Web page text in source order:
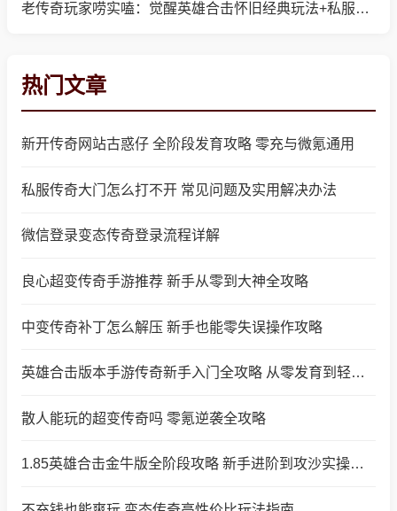
老传奇玩家唠实嗑：觉醒英雄合击怀旧经典玩法+私服避坑心得
热门文章
新开传奇网站古惑仔 全阶段发育攻略 零充与微氪通用
私服传奇大门怎么打不开 常见问题及实用解决办法
微信登录变态传奇登录流程详解
良心超变传奇手游推荐 新手从零到大神全攻略
中变传奇补丁怎么解压 新手也能零失误操作攻略
英雄合击版本手游传奇新手入门全攻略 从零发育到轻松称霸
散人能玩的超变传奇吗 零氪逆袭全攻略
1.85英雄合击金牛版全阶段攻略 新手进阶到攻沙实操指南